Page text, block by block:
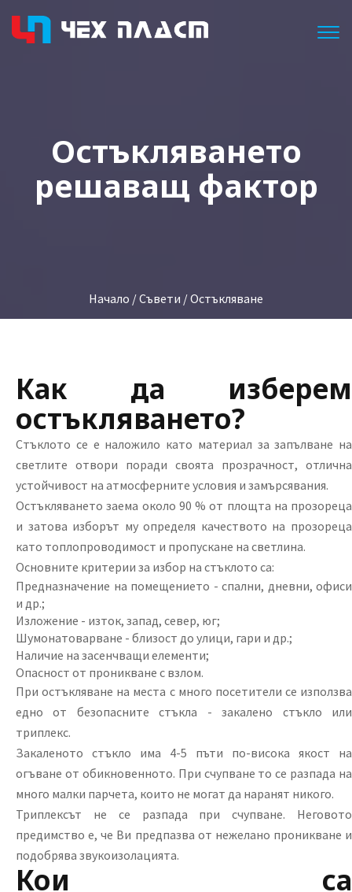
Остъкляването
решаващ фактор
Начало /Съвети / Остъкляване
Как да изберем
остъкляването?
Стъклото се е наложило като материал за запълване на
светлите отвори поради своята прозрачност, отлична
устойчивост на атмосферните условия и замърсявания.
Остъкляването заема около 90 % от площта на прозореца
и затова изборът му определя качеството на прозореца
като топлопроводимост и пропускане на светлина.
Основните критерии за избор на стъклото са:
Предназначение на помещението - спални, дневни, офиси
и др.;
Изложение - изток, запад, север, юг;
Шумонатоварване - близост до улици, гари и др.;
Наличие на засенчващи елементи;
Опасност от проникване с взлом.
При остъкляване на места с много посетители се използва
едно от безопасните стъкла - закалено стъкло или
триплекс.
Закаленото стъкло има 4-5 пъти по-висока якост на
огъване от обикновенното. При счупване то се разпада на
много малки парчета, които не могат да наранят никого.
Триплексът не се разпада при счупване. Неговото
предимство е, че Ви предпазва от нежелано проникване и
подобрява звукоизолацията.
Кои са